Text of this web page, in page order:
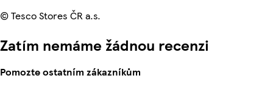
© Tesco Stores ČR a.s.
Zatím nemáme žádnou recenzi
Pomozte ostatním zákazníkům